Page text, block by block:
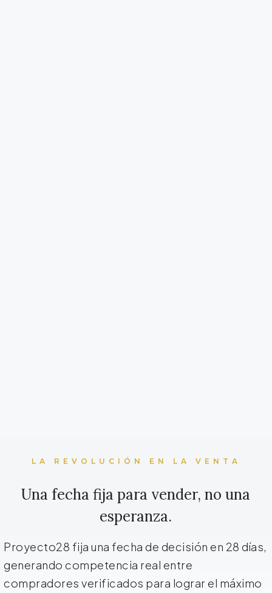
LA REVOLUCIÓN EN LA VENTA
Una fecha fija para vender, no una
esperanza.
Proyecto28 fija una fecha de decisión en 28 días,
generando competencia real entre
compradores verificados para lograr el máximo